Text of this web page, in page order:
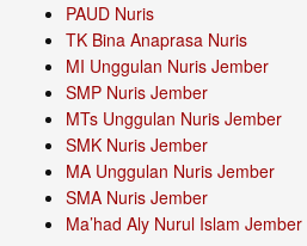
PAUD Nuris
TK Bina Anaprasa Nuris
MI Unggulan Nuris Jember
SMP Nuris Jember
MTs Unggulan Nuris Jember
SMK Nuris Jember
MA Unggulan Nuris Jember
SMA Nuris Jember
Ma’had Aly Nurul Islam Jember